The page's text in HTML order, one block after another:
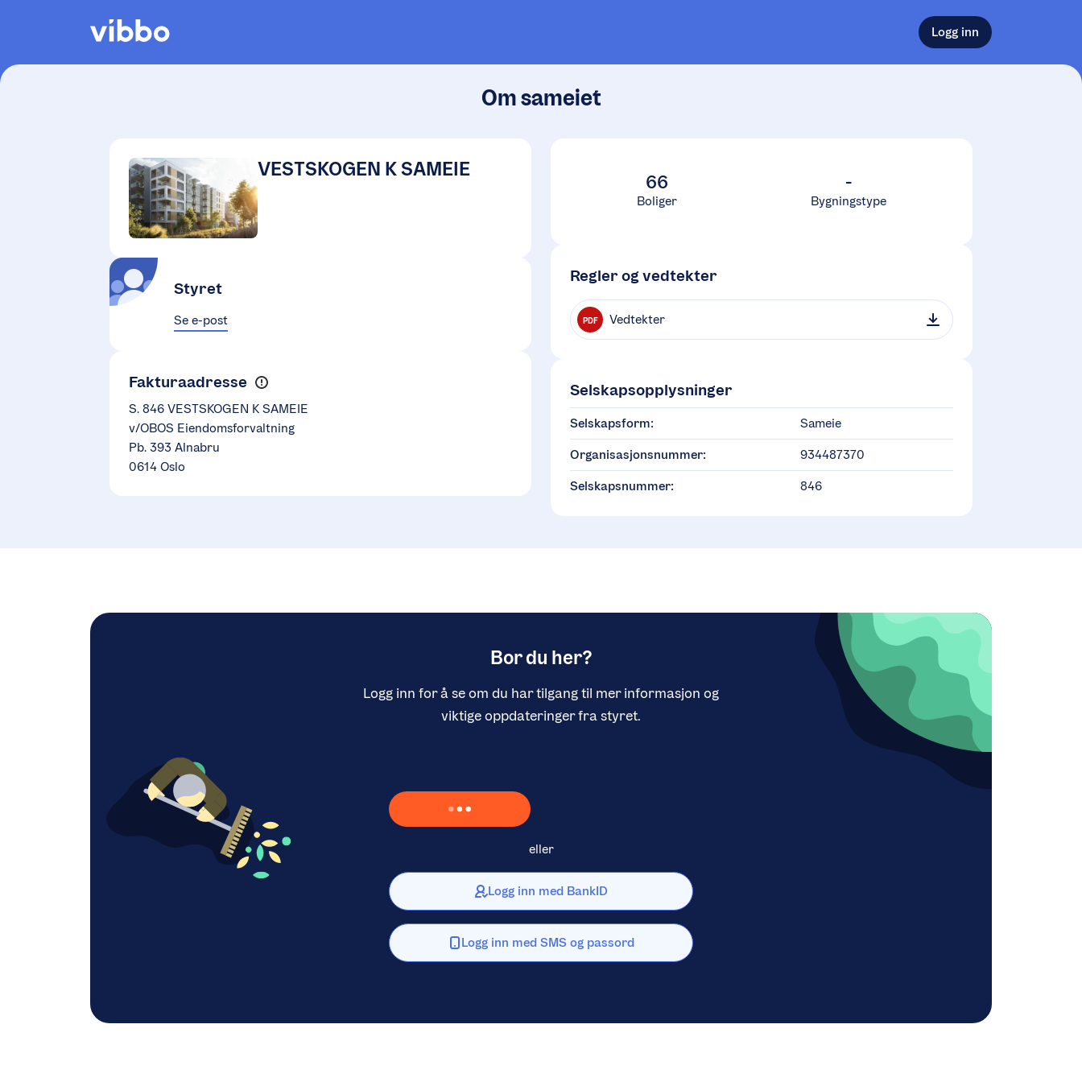
Logg inn
Om sameiet
VESTSKOGEN K SAMEIE
Styret
Se e-post
Fakturaadresse
S. 846 VESTSKOGEN K SAMEIE
v/OBOS Eiendomsforvaltning
Pb. 393 Alnabru
0614 Oslo
66
Boliger
-
Bygningstype
Regler og vedtekter
PDF Vedtekter
Selskapsopplysninger
Selskapsform: Sameie
Organisasjonsnummer: 934487370
Selskapsnummer: 846
Bor du her?
Logg inn for å se om du har tilgang til mer informasjon og
viktige oppdateringer fra styret.
Laster inn Vipps …
eller
Logg inn med BankID
Logg inn med SMS og passord